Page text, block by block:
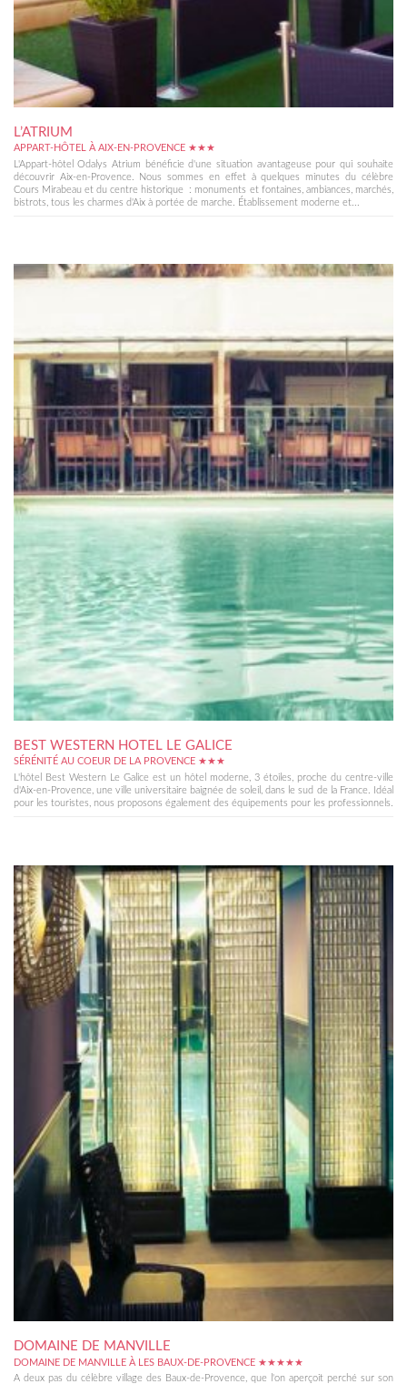
L’ATRIUM
APPART-HÔTEL À AIX-EN-PROVENCE ★★★
L'Appart-hôtel Odalys Atrium bénéficie d'une situation avantageuse pour qui souhaite
découvrir Aix-en-Provence. Nous sommes en effet à quelques minutes du célèbre
Cours Mirabeau et du centre historique : monuments et fontaines, ambiances, marchés,
bistrots, tous les charmes d'Aix à portée de marche. Établissement moderne et...
BEST WESTERN HOTEL LE GALICE
SÉRÉNITÉ AU COEUR DE LA PROVENCE ★★★
L'hôtel Best Western Le Galice est un hôtel moderne, 3 étoiles, proche du centre-ville
d'Aix-en-Provence, une ville universitaire baignée de soleil, dans le sud de la France. Idéal
pour les touristes, nous proposons également des équipements pour les professionnels.
DOMAINE DE MANVILLE
DOMAINE DE MANVILLE À LES BAUX-DE-PROVENCE ★★★★★
A deux pas du célèbre village des Baux-de-Provence, que l'on aperçoit perché sur son